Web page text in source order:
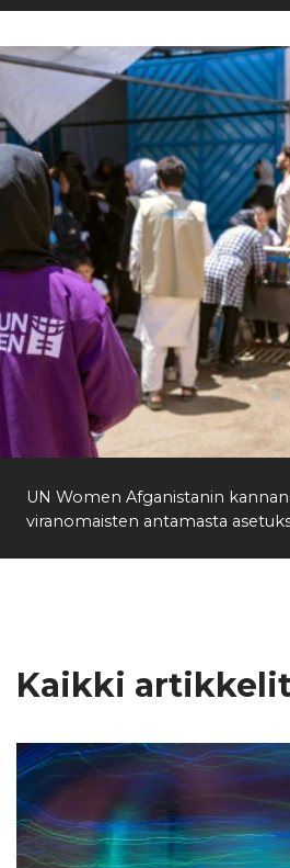
UN Women Afganistanin
viranomaisten antamasta
Kaikki